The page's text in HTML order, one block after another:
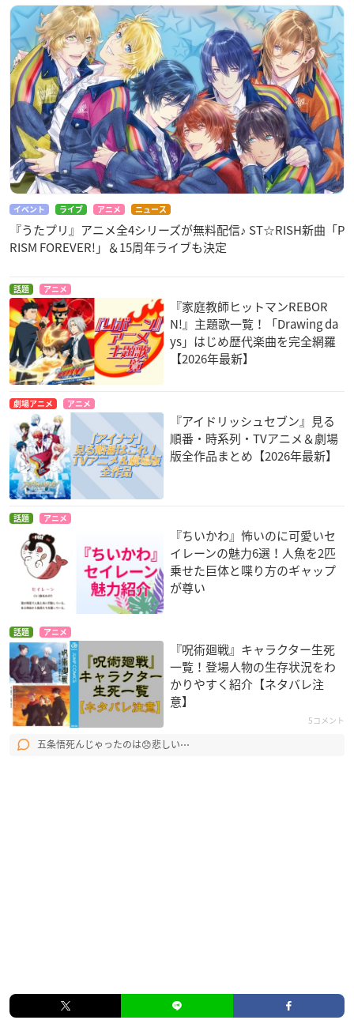
イベント ライブ アニメ ニュース
『うたプリ』アニメ全4シリーズが無料配信♪ ST☆RISH新曲「P
RISM FOREVER!」＆15周年ライブも決定
話題 アニメ
『家庭教師ヒットマンREBOR
N!』主題歌一覧！「Drawing da
ys」はじめ歴代楽曲を完全網羅
【2026年最新】
劇場アニメ アニメ
『アイドリッシュセブン』見る
順番・時系列・TVアニメ＆劇場
版全作品まとめ【2026年最新】
話題 アニメ
『ちいかわ』怖いのに可愛いセ
イレーンの魅力6選！人魚を2匹
乗せた巨体と喋り方のギャップ
が尊い
話題 アニメ
『呪術廻戦』キャラクター生死
一覧！登場人物の生存状況をわ
かりやすく紹介【ネタバレ注
意】
5コメント
五条悟死んじゃったのは😞悲しい⋯